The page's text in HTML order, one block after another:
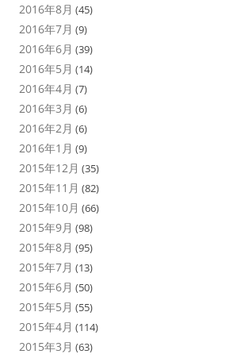
2016年8月 (45)
2016年7月 (9)
2016年6月 (39)
2016年5月 (14)
2016年4月 (7)
2016年3月 (6)
2016年2月 (6)
2016年1月 (9)
2015年12月 (35)
2015年11月 (82)
2015年10月 (66)
2015年9月 (98)
2015年8月 (95)
2015年7月 (13)
2015年6月 (50)
2015年5月 (55)
2015年4月 (114)
2015年3月 (63)